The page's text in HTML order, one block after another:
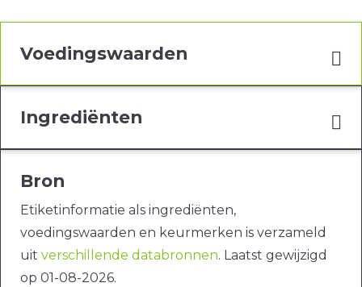
Voedingswaarden
Ingrediënten
Bron
Etiketinformatie als ingrediënten,
voedingswaarden en keurmerken is verzameld
uit verschillende databronnen. Laatst gewijzigd
op 01-08-2026.